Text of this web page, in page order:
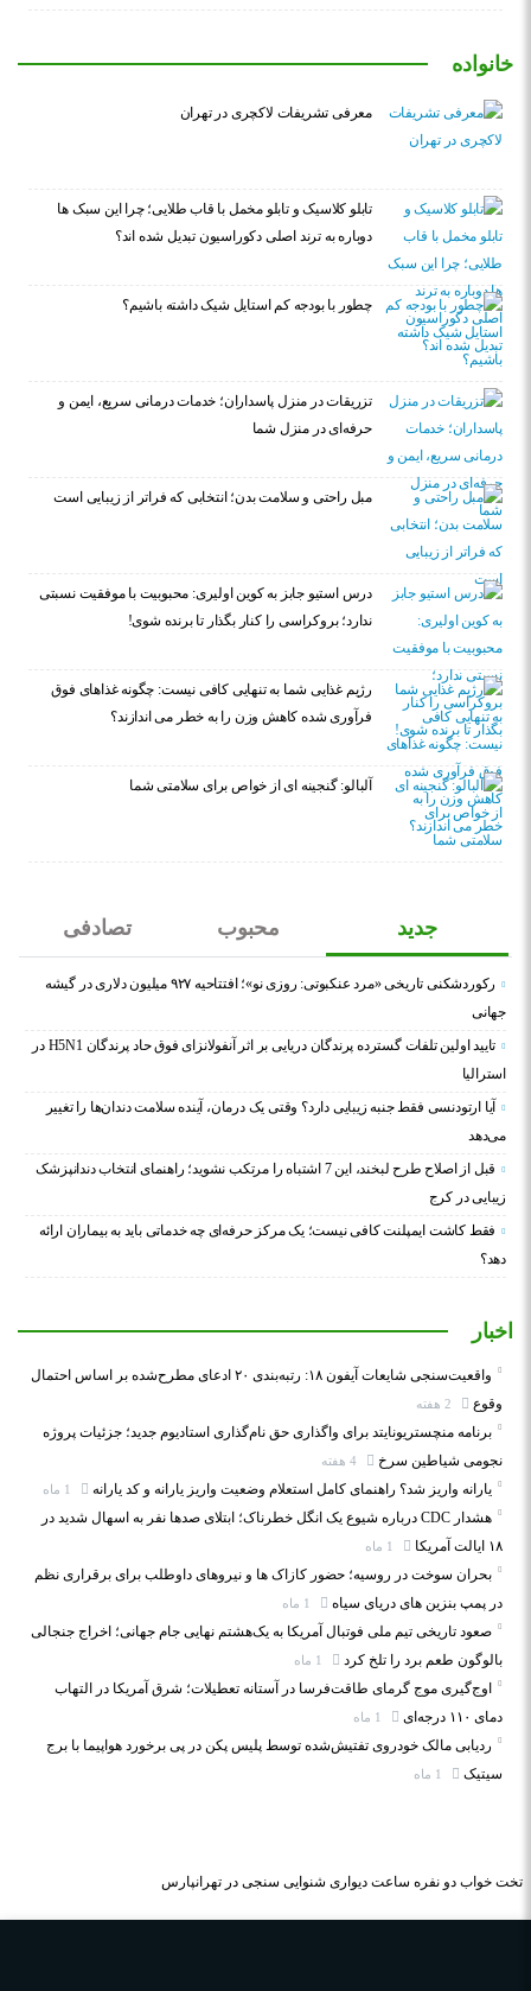
خانواده
معرفی تشریفات لاکچری در تهران
تابلو کلاسیک و تابلو مخمل با قاب طلایی؛ چرا این سبک ها
دوباره به ترند اصلی دکوراسیون تبدیل شده اند؟
چطور با بودجه کم استایل شیک داشته باشیم؟
تزریقات در منزل پاسداران؛ خدمات درمانی سریع، ایمن و
حرفه‌ای در منزل شما
مبل راحتی و سلامت بدن؛ انتخابی که فراتر از زیبایی است
درس استیو جابز به کوین اولیری: محبوبیت با موفقیت نسبتی
ندارد؛ بروکراسی را کنار بگذار تا برنده شوی!
رژیم غذایی شما به تنهایی کافی نیست: چگونه غذاهای فوق
فرآوری شده کاهش وزن را به خطر می اندازند؟
آلبالو: گنجینه ای از خواص برای سلامتی شما
جدید محبوب تصادفی
رکوردشکنی تاریخی «مرد عنکبوتی: روزی نو»؛ افتتاحیه ۹۲۷ میلیون دلاری در گیشه
جهانی
تایید اولین تلفات گسترده پرندگان دریایی بر اثر آنفولانزای فوق حاد پرندگان H5N1 در
استرالیا
آیا ارتودنسی فقط جنبه زیبایی دارد؟ وقتی یک درمان، آینده سلامت دندان‌ها را تغییر
می‌دهد
قبل از اصلاح طرح لبخند، این 7 اشتباه را مرتکب نشوید؛ راهنمای انتخاب دندانپزشک
زیبایی در کرج
فقط کاشت ایمپلنت کافی نیست؛ یک مرکز حرفه‌ای چه خدماتی باید به بیماران ارائه
دهد؟
اخبار
واقعیت‌سنجی شایعات آیفون ۱۸: رتبه‌بندی ۲۰ ادعای مطرح‌شده بر اساس احتمال
وقوع
برنامه منچستریونایتد برای واگذاری حق نام‌گذاری استادیوم جدید؛ جزئیات پروژه
نجومی شیاطین سرخ
یارانه واریز شد؟ راهنمای کامل استعلام وضعیت واریز یارانه و کد یارانه
هشدار CDC درباره شیوع یک انگل خطرناک؛ ابتلای صدها نفر به اسهال شدید در
۱۸ ایالت آمریکا
بحران سوخت در روسیه؛ حضور کازاک‌ ها و نیروهای داوطلب برای برقراری نظم
در پمپ بنزین‌ های دریای سیاه
صعود تاریخی تیم ملی فوتبال آمریکا به یک‌هشتم نهایی جام جهانی؛ اخراج جنجالی
بالوگون طعم برد را تلخ کرد
اوج‌گیری موج گرمای طاقت‌فرسا در آستانه تعطیلات؛ شرق آمریکا در التهاب
دمای ۱۱۰ درجه‌ای
ردیابی مالک خودروی تفتیش‌شده توسط پلیس پکن در پی برخورد هواپیما با برج
سیتیک
تخت خواب دو نفره ساعت دیواری شنوایی سنجی در تهرانپارس